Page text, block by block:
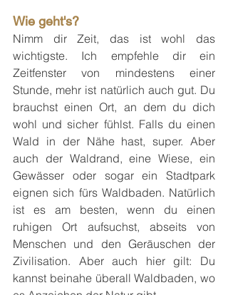
Wie geht's?
Nimm dir Zeit, das ist wohl das
wichtigste. Ich empfehle dir ein
Zeitfenster von mindestens einer
Stunde, mehr ist natürlich auch gut. Du
brauchst einen Ort, an dem du dich
wohl und sicher fühlst. Falls du einen
Wald in der Nähe hast, super. Aber
auch der Waldrand, eine Wiese, ein
Gewässer oder sogar ein Stadtpark
eignen sich fürs Waldbaden. Natürlich
ist es am besten, wenn du einen
ruhigen Ort aufsuchst, abseits von
Menschen und den Geräuschen der
Zivilisation. Aber auch hier gilt: Du
kannst beinahe überall Waldbaden, wo